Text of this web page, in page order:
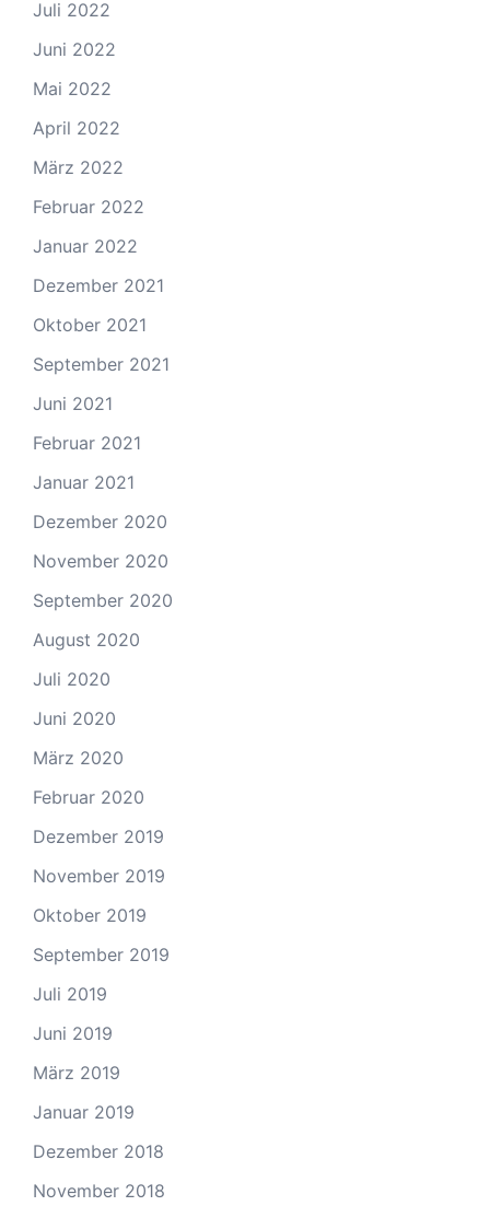
Juli 2022
Juni 2022
Mai 2022
April 2022
März 2022
Februar 2022
Januar 2022
Dezember 2021
Oktober 2021
September 2021
Juni 2021
Februar 2021
Januar 2021
Dezember 2020
November 2020
September 2020
August 2020
Juli 2020
Juni 2020
März 2020
Februar 2020
Dezember 2019
November 2019
Oktober 2019
September 2019
Juli 2019
Juni 2019
März 2019
Januar 2019
Dezember 2018
November 2018